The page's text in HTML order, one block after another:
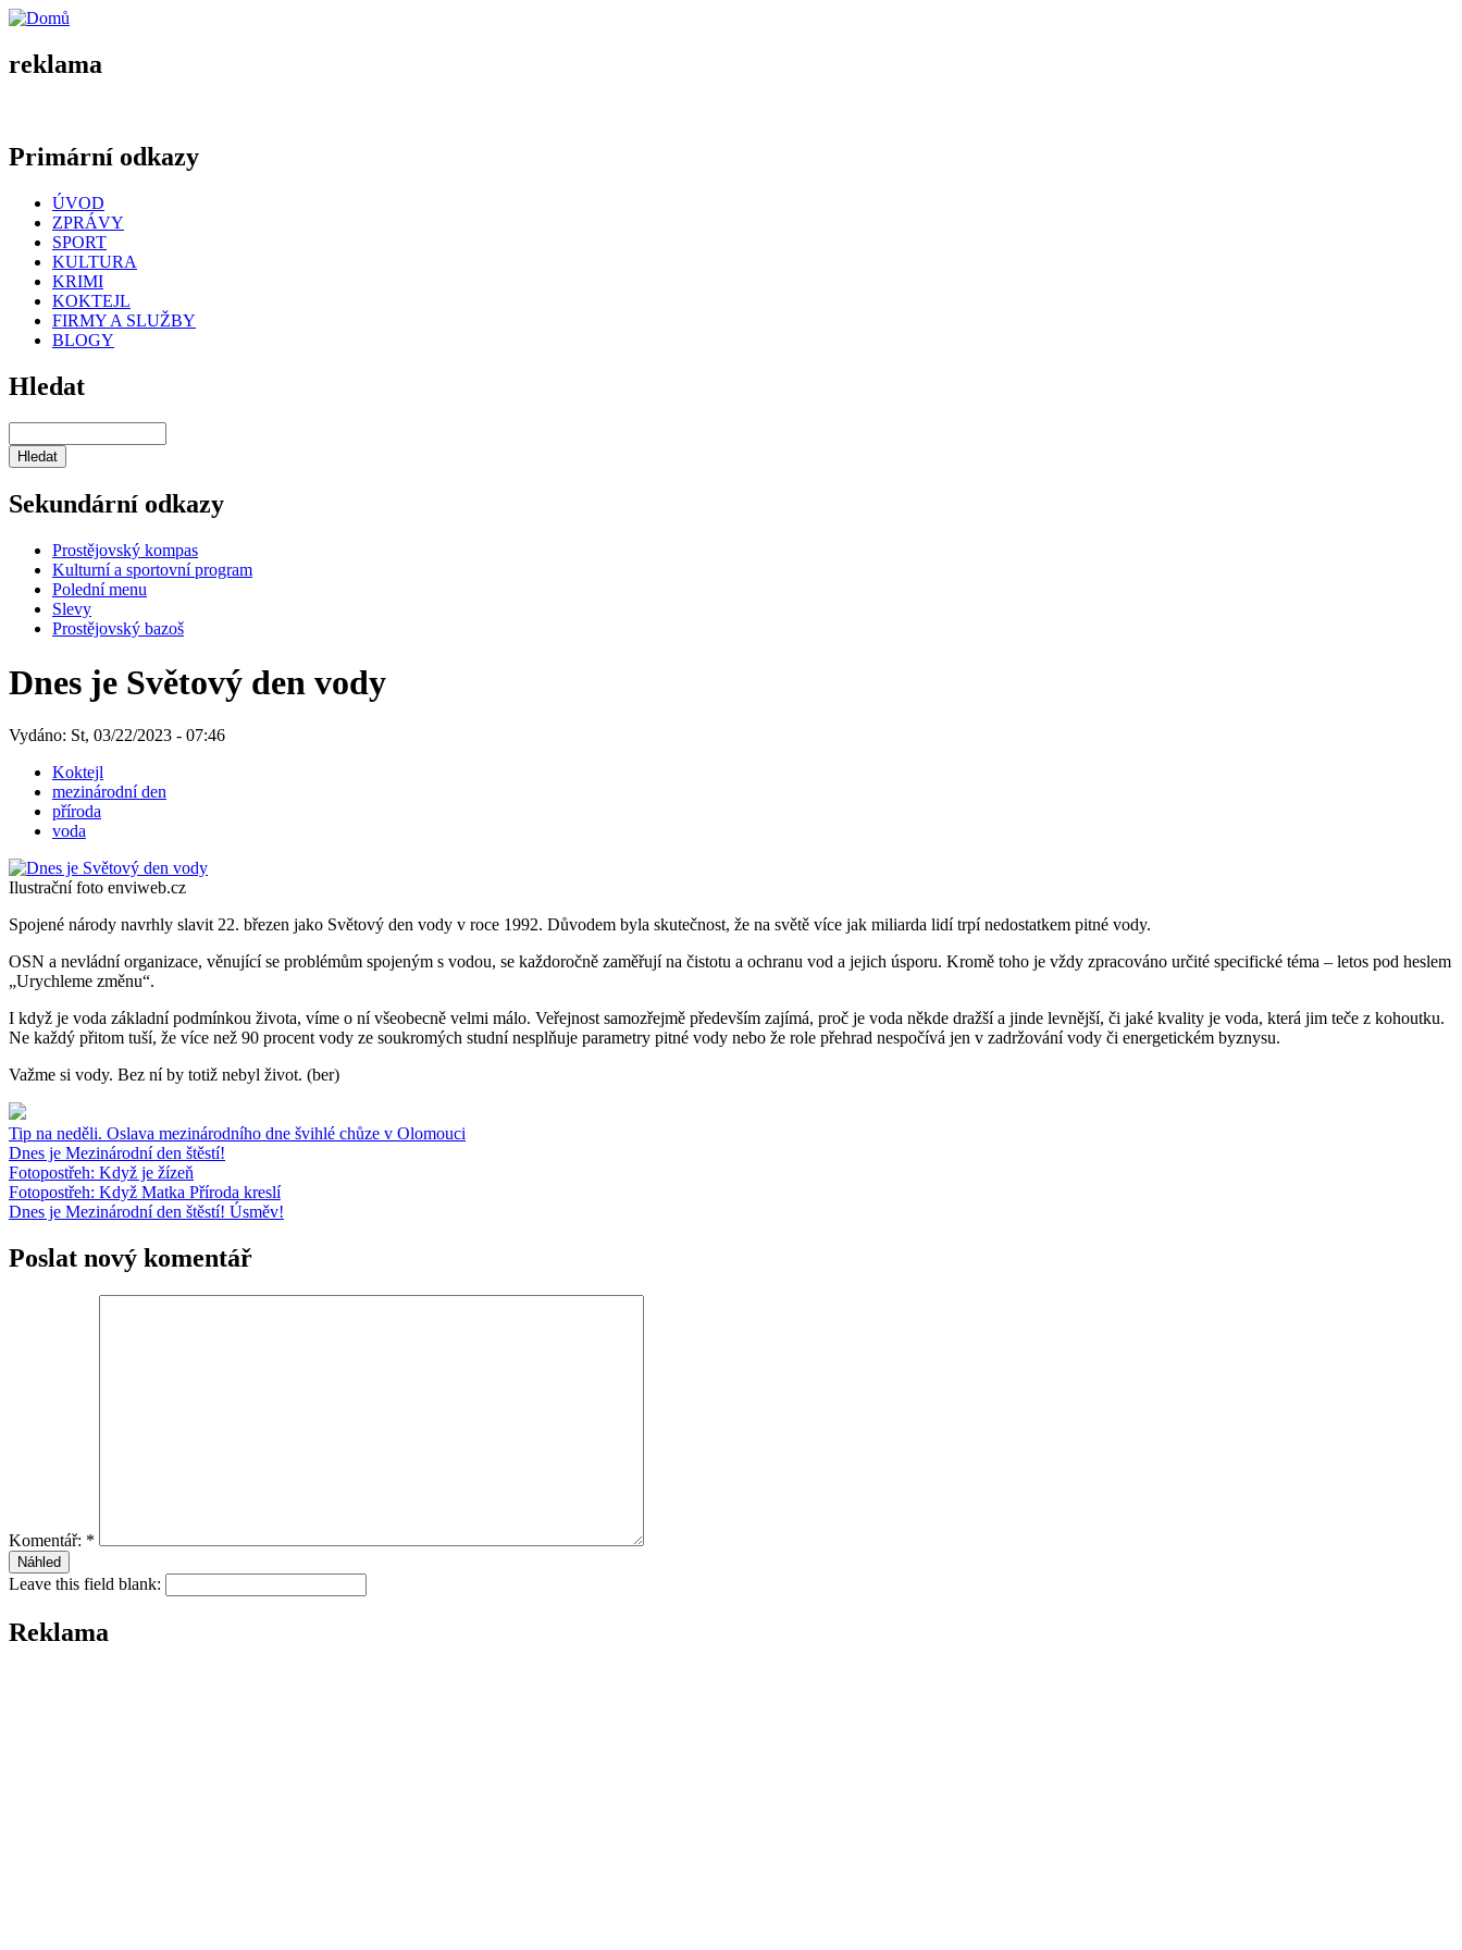
reklama
Primární odkazy
ÚVOD
ZPRÁVY
SPORT
KULTURA
KRIMI
KOKTEJL
FIRMY A SLUŽBY
BLOGY
Hledat
Sekundární odkazy
Prostějovský kompas
Kulturní a sportovní program
Polední menu
Slevy
Prostějovský bazoš
Dnes je Světový den vody
Vydáno: St, 03/22/2023 - 07:46
Koktejl
mezinárodní den
příroda
voda
Ilustrační foto enviweb.cz
Spojené národy navrhly slavit 22. březen jako Světový den vody v roce 1992. Důvodem byla skutečnost, že na světě více jak miliarda lidí trpí nedostatkem pitné vody.
OSN a nevládní organizace, věnující se problémům spojeným s vodou, se každoročně zaměřují na čistotu a ochranu vod a jejich úsporu. Kromě toho je vždy zpracováno určité specifické téma – letos pod heslem
„Urychleme změnu“.
I když je voda základní podmínkou života, víme o ní všeobecně velmi málo. Veřejnost samozřejmě především zajímá, proč je voda někde dražší a jinde levnější, či jaké kvality je voda, která jim teče z kohoutku.
Ne každý přitom tuší, že více než 90 procent vody ze soukromých studní nesplňuje parametry pitné vody nebo že role přehrad nespočívá jen v zadržování vody či energetickém byznysu.
Važme si vody. Bez ní by totiž nebyl život. (ber)
Tip na neděli. Oslava mezinárodního dne švihlé chůze v Olomouci
Dnes je Mezinárodní den štěstí!
Fotopostřeh: Když je žízeň
Fotopostřeh: Když Matka Příroda kreslí
Dnes je Mezinárodní den štěstí! Úsměv!
Poslat nový komentář
Komentář: *
Leave this field blank:
Reklama